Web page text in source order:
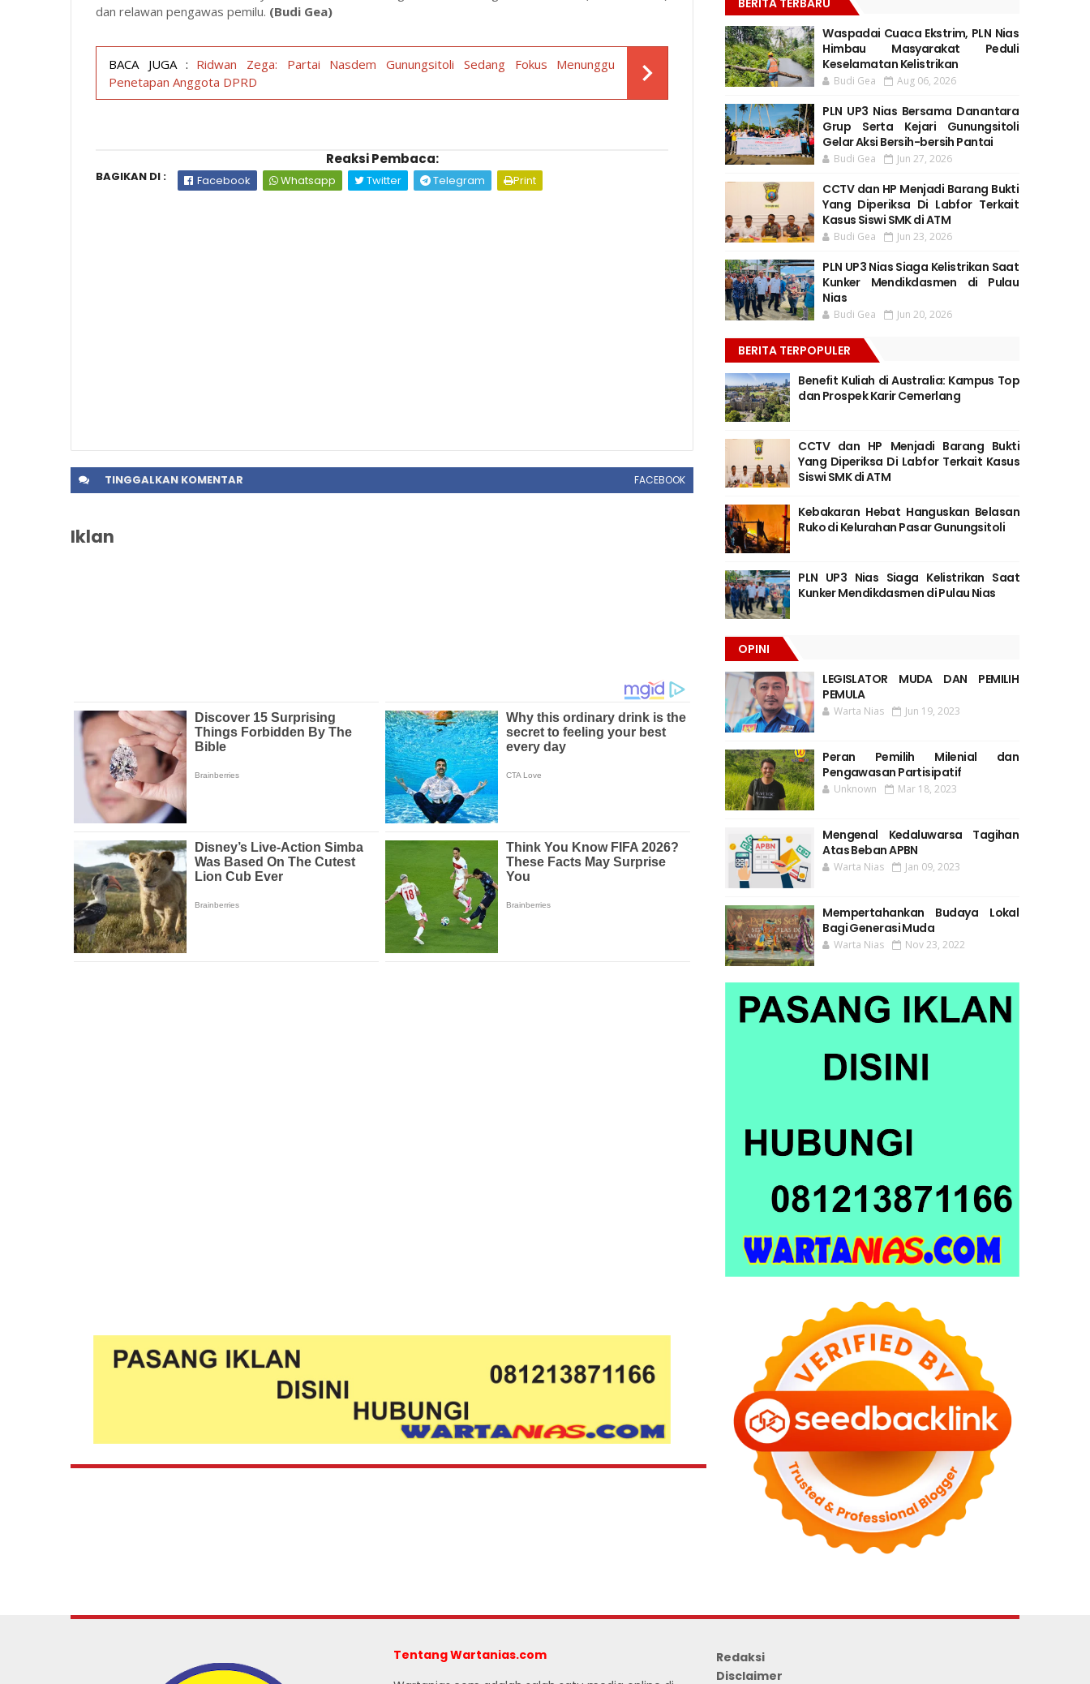
dan relawan pengawas pemilu. (Budi Gea)
BACA JUGA : Ridwan Zega: Partai Nasdem Gunungsitoli Sedang Fokus Menunggu
Penetapan Anggota DPRD
Reaksi Pembaca:
BAGIKAN DI : Facebook Whatsapp Twitter Telegram Print
TINGGALKAN KOMENTAR FACEBOOK
Iklan
BERITA TERBARU
Waspadai Cuaca Ekstrim, PLN Nias
Himbau Masyarakat Peduli
Keselamatan Kelistrikan
Budi Gea Aug 06, 2026
PLN UP3 Nias Bersama Danantara
Grup Serta Kejari Gunungsitoli
Gelar Aksi Bersih-bersih Pantai
Budi Gea Jun 27, 2026
CCTV dan HP Menjadi Barang Bukti
Yang Diperiksa Di Labfor Terkait
Kasus Siswi SMK di ATM
Budi Gea Jun 23, 2026
PLN UP3 Nias Siaga Kelistrikan Saat
Kunker Mendikdasmen di Pulau
Nias
Budi Gea Jun 20, 2026
BERITA TERPOPULER
Benefit Kuliah di Australia: Kampus Top
dan Prospek Karir Cemerlang
CCTV dan HP Menjadi Barang Bukti
Yang Diperiksa Di Labfor Terkait Kasus
Siswi SMK di ATM
Kebakaran Hebat Hanguskan Belasan
Ruko di Kelurahan Pasar Gunungsitoli
PLN UP3 Nias Siaga Kelistrikan Saat
Kunker Mendikdasmen di Pulau Nias
OPINI
LEGISLATOR MUDA DAN PEMILIH
PEMULA
Warta Nias Jun 19, 2023
Peran Pemilih Milenial dan
Pengawasan Partisipatif
Unknown Mar 18, 2023
Mengenal Kedaluwarsa Tagihan
Atas Beban APBN
Warta Nias Jan 09, 2023
Mempertahankan Budaya Lokal
Bagi Generasi Muda
Warta Nias Nov 23, 2022
Tentang Wartanias.com
Redaksi
Disclaimer